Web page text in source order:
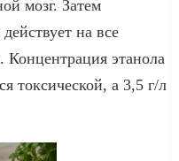
мозг. Затем
на все
этанола
токсической, а 3,5 г/л